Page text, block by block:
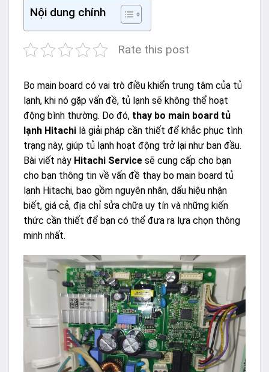
Nội dung chính
Rate this post
Bo main board có vai trò điều khiển trung tâm của tủ
lạnh, khi nó gặp vấn đề, tủ lạnh sẽ không thể hoạt
động bình thường. Do đó, thay bo main board tủ
lạnh Hitachi là giải pháp cần thiết để khắc phục tình
trạng này, giúp tủ lạnh hoạt động trở lại như ban đầu.
Bài viết này Hitachi Service sẽ cung cấp cho bạn
cho bạn thông tin về vấn đề thay bo main board tủ
lạnh Hitachi, bao gồm nguyên nhân, dấu hiệu nhận
biết, giá cả, địa chỉ sửa chữa uy tín và những kiến
thức cần thiết để bạn có thể đưa ra lựa chọn thông
minh nhất.